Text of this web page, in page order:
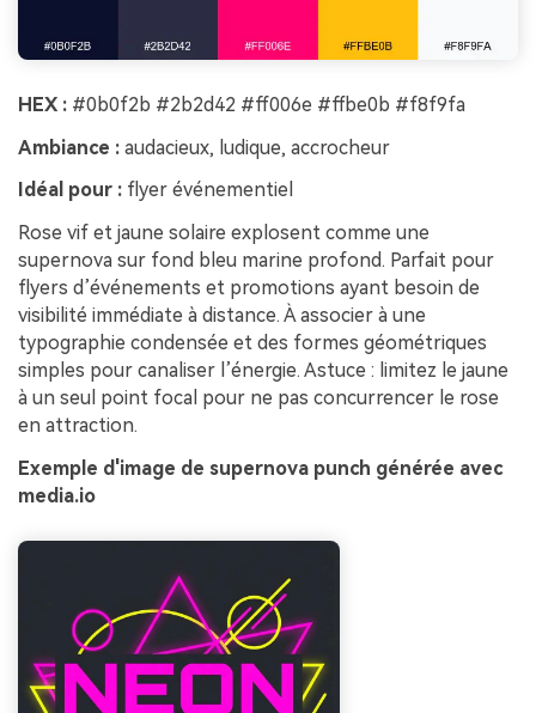
HEX : #0b0f2b #2b2d42 #ff006e #ffbe0b #f8f9fa
Ambiance : audacieux, ludique, accrocheur
Idéal pour : flyer événementiel
Rose vif et jaune solaire explosent comme une
supernova sur fond bleu marine profond. Parfait pour
flyers d’événements et promotions ayant besoin de
visibilité immédiate à distance. À associer à une
typographie condensée et des formes géométriques
simples pour canaliser l’énergie. Astuce : limitez le jaune
à un seul point focal pour ne pas concurrencer le rose
en attraction.
Exemple d'image de supernova punch générée avec
media.io